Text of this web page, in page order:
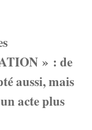
» : de
aussi, mais
acte plus